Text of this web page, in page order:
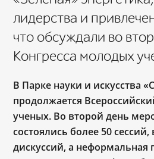
лидерства и
что обсуждали во
Конгресса молодых
В Парке науки и искусства
продолжается
ученых. Во второй день
состоялись более 50
дискуссий, а неформальная